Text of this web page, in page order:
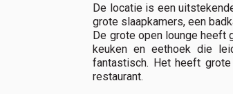
De locatie is een
grote slaapkamers, een
De grote open lounge heeft
keuken en eethoek die
fantastisch. Het heeft
restaurant.